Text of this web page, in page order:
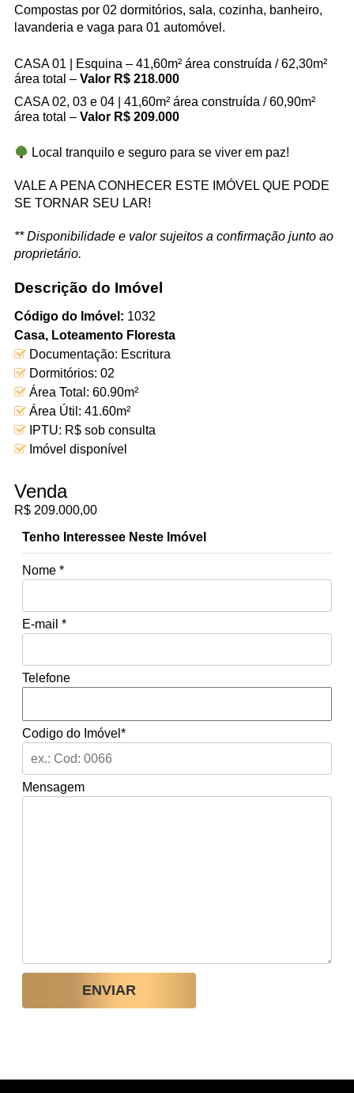
Compostas por 02 dormitórios, sala, cozinha, banheiro,
lavanderia e vaga para 01 automóvel.
CASA 01 | Esquina – 41,60m² área construída / 62,30m²
área total – Valor R$ 218.000
CASA 02, 03 e 04 | 41,60m² área construída / 60,90m²
área total – Valor R$ 209.000
Local tranquilo e seguro para se viver em paz!
VALE A PENA CONHECER ESTE IMÓVEL QUE PODE
SE TORNAR SEU LAR!
** Disponibilidade e valor sujeitos a confirmação junto ao
proprietário.
Descrição do Imóvel
Código do Imóvel: 1032
Casa, Loteamento Floresta
Documentação: Escritura
Dormitórios: 02
Área Total: 60.90m²
Área Útil: 41.60m²
IPTU: R$ sob consulta
Imóvel disponível
Venda
R$ 209.000,00
Tenho Interessee Neste Imóvel
Nome *
E-mail *
Telefone
Codigo do Imóvel*
Mensagem